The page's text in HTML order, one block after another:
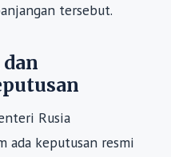
tersebut.
Rusia
ada keputusan resmi